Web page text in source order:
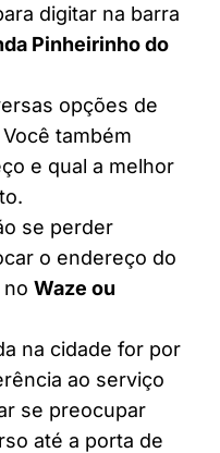
digitar na barra
Pinheirinho do
opções de
também
e qual a melhor
se perder
o endereço do
Waze ou
na cidade for por
ao serviço
se preocupar
até a porta de